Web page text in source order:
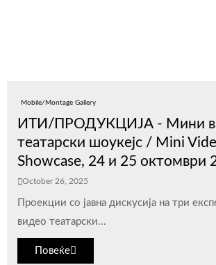
Mobile/Montage Gallery
ИТИ/ПРОДУКЦИЈА - Мини
театарски шоукејс / Mini
Showcase, 24 и 25 октомври
October 26, 2025
Проекции со јавна дискусија на три
видео театарски...
Повеќе